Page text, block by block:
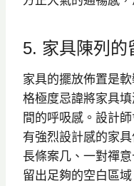
5. 家具陳列的
家具的擺放佈置是
格極度忌諱將家具
間的呼吸感。設計
有強烈設計感的家
長條案几、一對禪
留出足夠的空白區